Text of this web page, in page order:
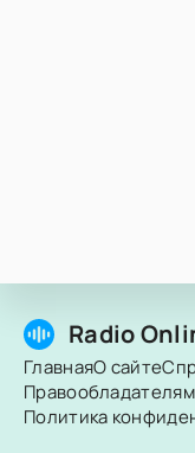
Radio
ГлавнаяО сайте
Правообладателям
Политика